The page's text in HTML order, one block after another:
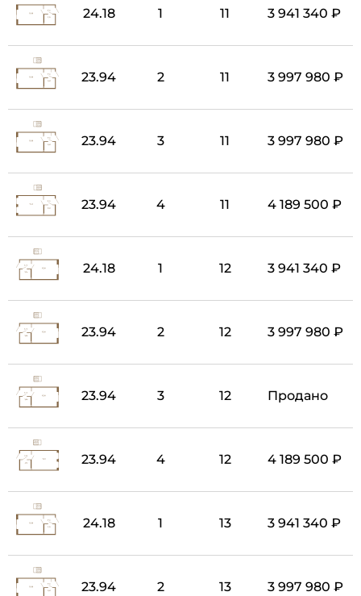
24.18 1 11 3 941 340 ₽
23.94 2 11 3 997 980 ₽
23.94 3 11 3 997 980 ₽
23.94 4 11 4 189 500 ₽
24.18 1 12 3 941 340 ₽
23.94 2 12 3 997 980 ₽
23.94 3 12 Продано
23.94 4 12 4 189 500 ₽
24.18 1 13 3 941 340 ₽
23.94 2 13 3 997 980 ₽